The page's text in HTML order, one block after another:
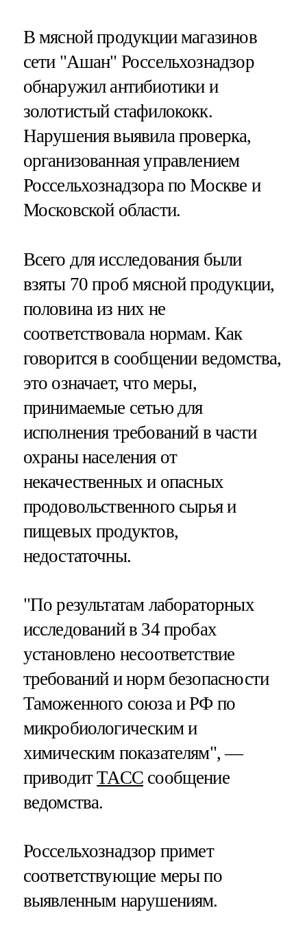
В мясной продукции магазинов
сети "Ашан" Россельхознадзор
обнаружил антибиотики и
золотистый стафилококк.
Нарушения выявила проверка,
организованная управлением
Россельхознадзора по Москве и
Московской области.
Всего для исследования были
взяты 70 проб мясной продукции,
половина из них не
соответствовала нормам. Как
говорится в сообщении ведомства,
это означает, что меры,
принимаемые сетью для
исполнения требований в части
охраны населения от
некачественных и опасных
продовольственного сырья и
пищевых продуктов,
недостаточны.
"По результатам лабораторных
исследований в 34 пробах
установлено несоответствие
требований и норм безопасности
Таможенного союза и РФ по
микробиологическим и
химическим показателям", —
приводитТАСС сообщение
ведомства.
Россельхознадзор примет
соответствующие меры по
выявленным нарушениям.